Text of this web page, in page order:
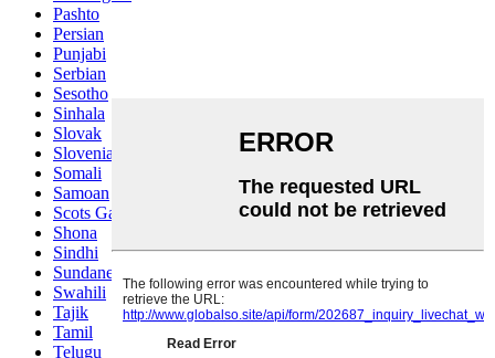
Pashto
Persian
Punjabi
Serbian
Sesotho
Sinhala
Slovak
Slovenian
Somali
Samoan
Scots Gaelic
Shona
Sindhi
Sundanese
Swahili
Tajik
Tamil
Telugu